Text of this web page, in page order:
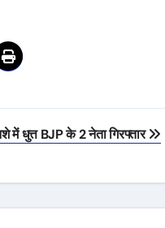
में धुत्त BJP के 2 नेता गिरफ्तार